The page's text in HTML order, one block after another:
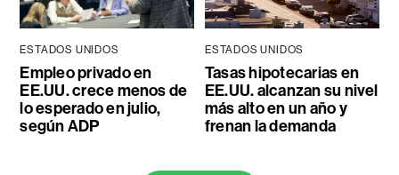
ESTADOS UNIDOS
Empleo privado en
EE.UU. crece menos de
lo esperado en julio,
según ADP
ESTADOS UNIDOS
Tasas hipotecarias en
EE.UU. alcanzan su nivel
más alto en un año y
frenan la demanda